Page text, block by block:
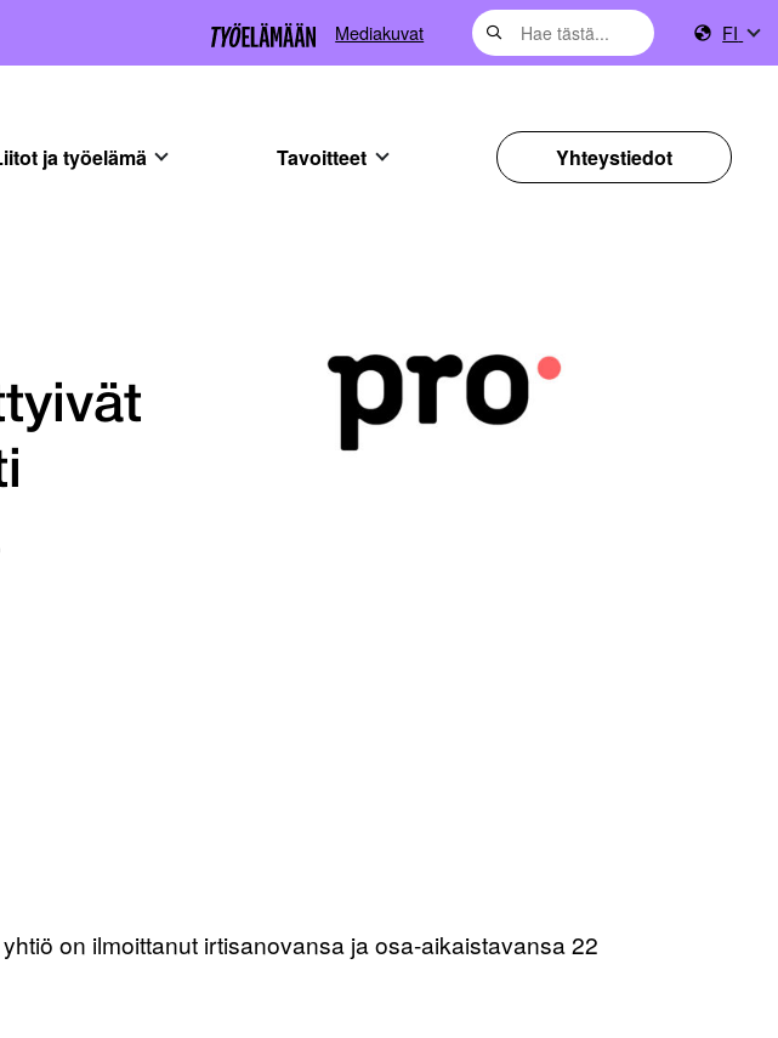
Mediakuvat FI
ja työelämä Tavoitteet Yhteystiedot
on ilmoittanut irtisanovansa ja osa-aikaistavansa 22